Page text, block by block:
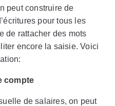
peut construire de
pour tous les
de rattacher des mots
encore la saisie. Voici
compte
de salaires, on peut